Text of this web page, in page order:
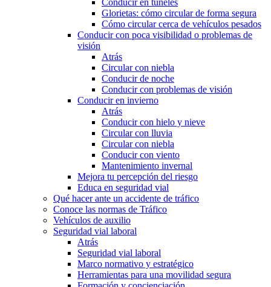
Conducir en túneles
Glorietas: cómo circular de forma segura
Cómo circular cerca de vehículos pesados
Conducir con poca visibilidad o problemas de
visión
Atrás
Circular con niebla
Conducir de noche
Conducir con problemas de visión
Conducir en invierno
Atrás
Conducir con hielo y nieve
Circular con lluvia
Circular con niebla
Conducir con viento
Mantenimiento invernal
Mejora tu percepción del riesgo
Educa en seguridad vial
Qué hacer ante un accidente de tráfico
Conoce las normas de Tráfico
Vehículos de auxilio
Seguridad vial laboral
Atrás
Seguridad vial laboral
Marco normativo y estratégico
Herramientas para una movilidad segura